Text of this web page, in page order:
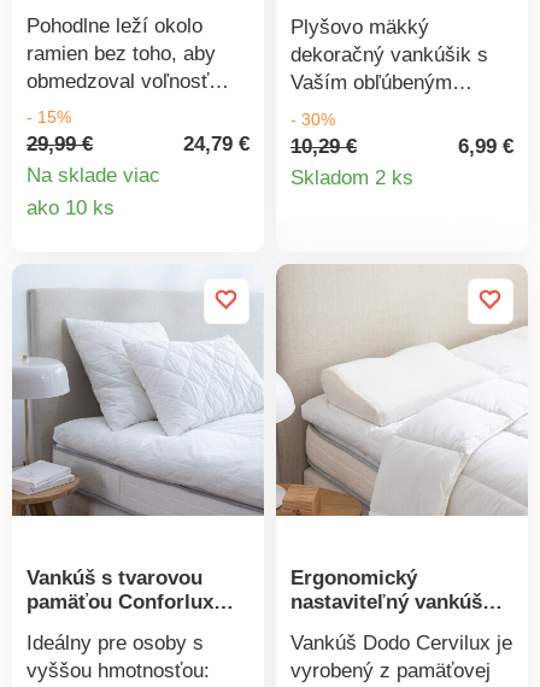
Pohodlne leží okolo
ramien bez toho, aby
obmedzoval voľnosť
pohybu: vankúšik na
krku Vás obklopí
príjemným teplom a
Dokáže uľaviť od bolesti
vôňa zároveň uvoľňuje a
- 15%
29,99 €
24,79 €
Na sklade viac
ako 10 ks
Plyšovo mäkký
dekoračný vankúšik s
Vaším obľúbeným
zvieratkom. Rovnako
tak dobre upúta
pozornosť ako je určený
- 30%
10,29 €
6,99 €
Skladom 2 ks
Detail
Vankúš s tvarovou
pamäťou Conforlux
Ideálny pre osoby s
vyššou hmotnosťou:
Ergonomický
nastaviteľný vankúš
Vankúš Dodo Cervilux je
vyrobený z pamäťovej